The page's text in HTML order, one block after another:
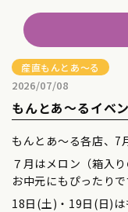
産直もんとあ〜る
2026/07/08
もんとあ～るイベ
もんとあ～る各店、7
７月はメロン（箱入
お中元にもぴったりで
18日(土)・19日(日)は